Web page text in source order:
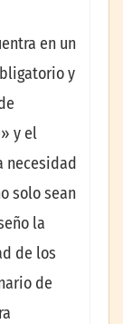
en un
y
y el
necesidad
solo sean
la
de los
de